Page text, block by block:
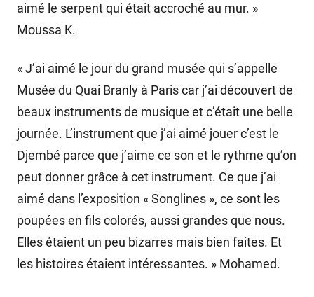
aimé le serpent qui était accroché au mur. »
Moussa K.
« J’ai aimé le jour du grand musée qui s’appelle
Musée du Quai Branly à Paris car j’ai découvert de
beaux instruments de musique et c’était une belle
journée. L’instrument que j’ai aimé jouer c’est le
Djembé parce que j’aime ce son et le rythme qu’on
peut donner grâce à cet instrument. Ce que j’ai
aimé dans l’exposition « Songlines », ce sont les
poupées en fils colorés, aussi grandes que nous.
Elles étaient un peu bizarres mais bien faites. Et
les histoires étaient intéressantes. » Mohamed.